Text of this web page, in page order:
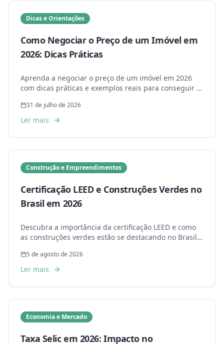
Dicas e Orientações
Como Negociar o Preço de um Imóvel em
2026: Dicas Práticas
Aprenda a negociar o preço de um imóvel em 2026
com dicas práticas e exemplos reais para conseguir o
31 de julho de 2026
Ler mais
Construção e Empreendimentos
Certificação LEED e Construções Verdes no
Brasil em 2026
Descubra a importância da certificação LEED e como
as construções verdes estão se destacando no Brasil
5 de agosto de 2026
Ler mais
Economia e Mercado
Taxa Selic em 2026: Impacto no